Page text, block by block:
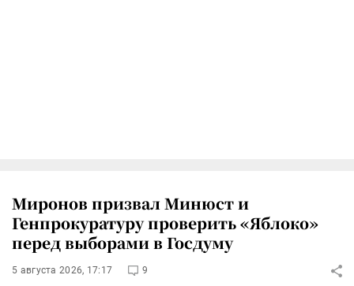
Миронов призвал Минюст и
Генпрокуратуру проверить «Яблоко»
перед выборами в Госдуму
5 августа 2026, 17:17 9